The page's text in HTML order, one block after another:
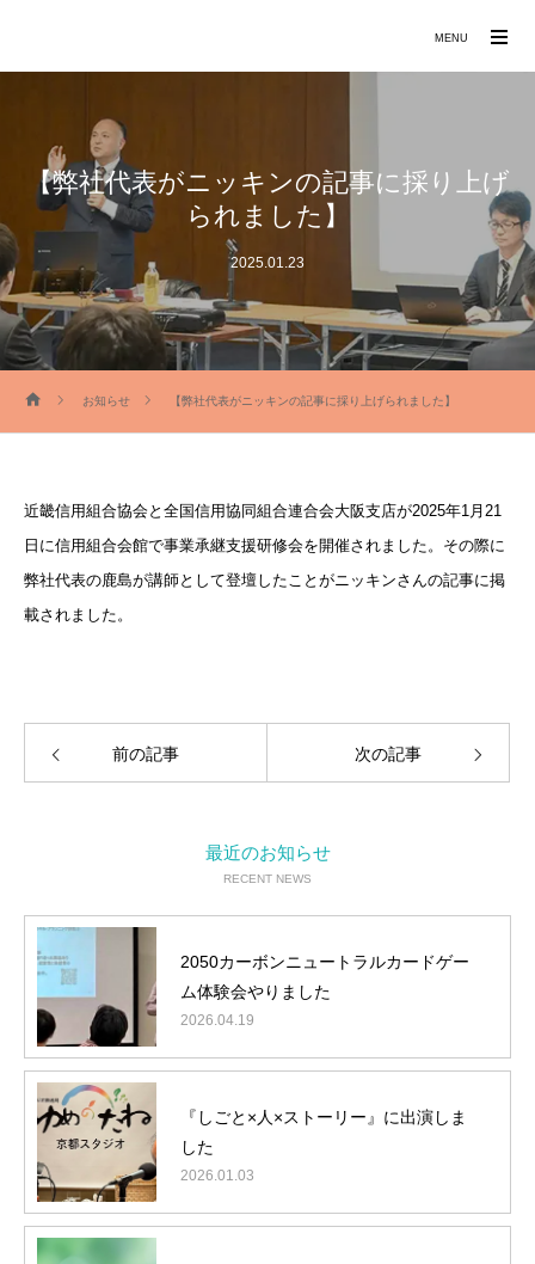
【弊社代表がニッキンの記事に採り上げ
られました】
2025.01.23
お知らせ 【弊社代表がニッキンの記事に採り上げられました】
近畿信用組合協会と全国信用協同組合連合会大阪支店が2025年1月21
日に信用組合会館で事業承継支援研修会を開催されました。その際に
弊社代表の鹿島が講師として登壇したことがニッキンさんの記事に掲
載されました。
前の記事 次の記事
最近のお知らせ
RECENT NEWS
2050カーボンニュートラルカードゲー
ム体験会やりました
2026.04.19
『しごと×人×ストーリー』に出演しま
した
2026.01.03
MENU